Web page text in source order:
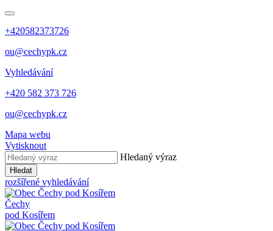
+420582373726
ou@cechypk.cz
Vyhledávání
+420 582 373 726
ou@cechypk.cz
Mapa webu
Vytisknout
Hledaný výraz
Hledat
rozšířené vyhledávání
Čechy
pod Kosířem